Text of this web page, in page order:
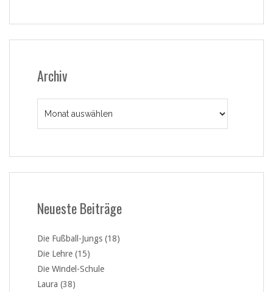
Archiv
Neueste Beiträge
Die Fußball-Jungs (18)
Die Lehre (15)
Die Windel-Schule
Laura (38)